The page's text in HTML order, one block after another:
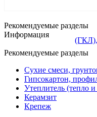
Рекомендуемые разделы
Информация
Рекомендуемые разделы
Сухие смеси,
Гипсокартон,
Утеплитель (тепло и
Керамзит
Крепеж